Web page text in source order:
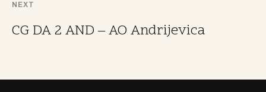
NEXT
CG DA 2 AND – AO Andrijevica